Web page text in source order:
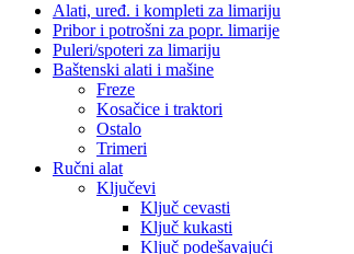
Alati, uređ. i kompleti za limariju
Pribor i potrošni za popr. limarije
Puleri/spoteri za limariju
Baštenski alati i mašine
Freze
Kosačice i traktori
Ostalo
Trimeri
Ručni alat
Ključevi
Ključ cevasti
Ključ kukasti
Ključ podešavajući